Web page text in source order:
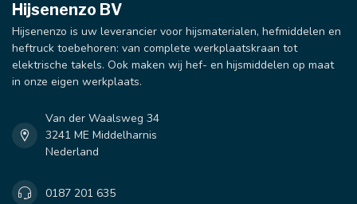
Hijsenenzo BV
Hijsenenzo is uw leverancier voor hijsmaterialen, hefmiddelen en
heftruck toebehoren: van complete werkplaatskraan tot
elektrische takels. Ook maken wij hef- en hijsmiddelen op maat
in onze eigen werkplaats.
Van der Waalsweg 34
3241 ME Middelharnis
Nederland
0187 201 635